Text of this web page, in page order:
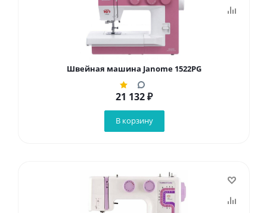
Швейная машина Janome 1522PG
21 132₽
В корзину